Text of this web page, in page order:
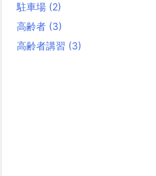
駐車場 (2)
高齢者 (3)
高齢者講習 (3)